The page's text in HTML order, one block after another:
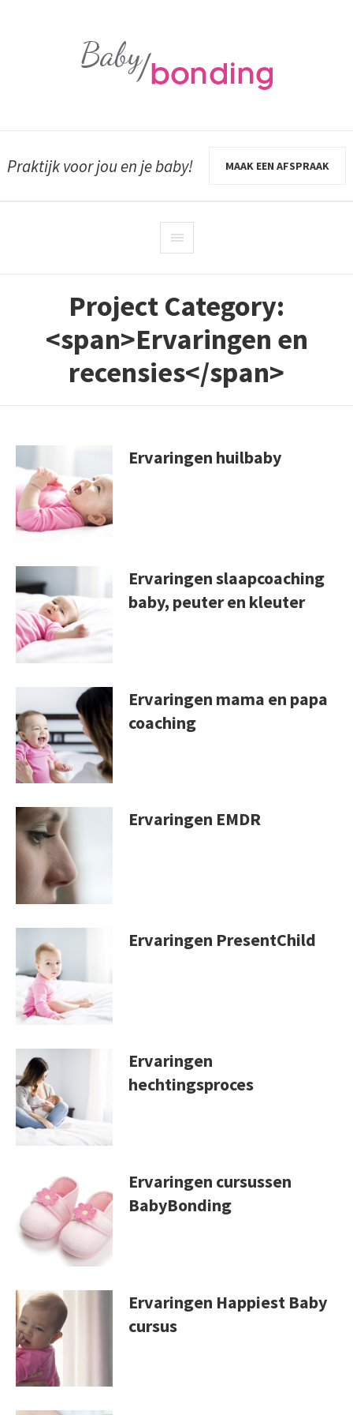
Praktijk voor jou en je baby! MAAK EEN AFSPRAAK
Project Category:
<span>Ervaringen en
recensies</span>
Ervaringen huilbaby
Ervaringen slaapcoaching
baby, peuter en kleuter
Ervaringen mama en papa
coaching
Ervaringen EMDR
Ervaringen PresentChild
Ervaringen
hechtingsproces
Ervaringen cursussen
BabyBonding
Ervaringen Happiest Baby
cursus